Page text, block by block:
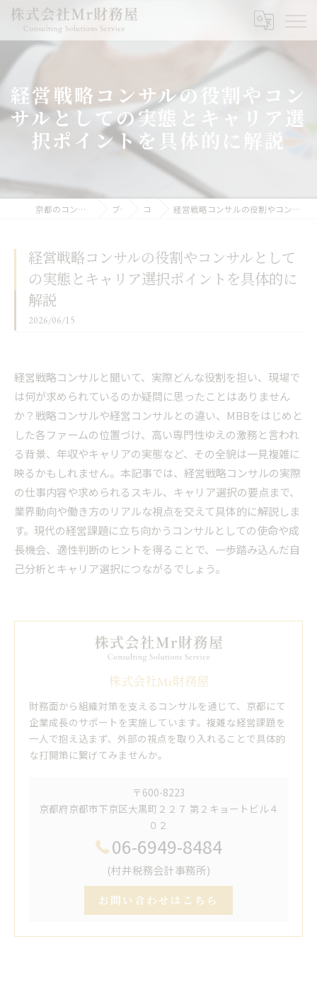
経営戦略コンサルの役割やコン
サルとしての実態とキャリア選
択ポイントを具体的に解説
京都のコンサルなら株式会社Mr財務屋 ブログ コラム 経営戦略コンサルの役割やコンサルとしての実態とキャリア選択ポイントを具体的に解説
経営戦略コンサルの役割やコンサルとして
の実態とキャリア選択ポイントを具体的に
解説
2026/06/15
経営戦略コンサルと聞いて、実際どんな役割を担い、現場で
は何が求められているのか疑問に思ったことはありません
か？戦略コンサルや経営コンサルとの違い、MBBをはじめと
した各ファームの位置づけ、高い専門性ゆえの激務と言われ
る背景、年収やキャリアの実態など、その全貌は一見複雑に
映るかもしれません。本記事では、経営戦略コンサルの実際
の仕事内容や求められるスキル、キャリア選択の要点まで、
業界動向や働き方のリアルな視点を交えて具体的に解説しま
す。現代の経営課題に立ち向かうコンサルとしての使命や成
長機会、適性判断のヒントを得ることで、一歩踏み込んだ自
己分析とキャリア選択につながるでしょう。
株式会社Mr財務屋
財務面から組織対策を支えるコンサルを通じて、京都にて
企業成長のサポートを実施しています。複雑な経営課題を
一人で抱え込まず、外部の視点を取り入れることで具体的
な打開策に繋げてみませんか。
〒600-8223
京都府京都市下京区大黒町２２７ 第２キョートビル４
０２
06-6949-8484
(村井税務会計事務所)
お問い合わせはこちら